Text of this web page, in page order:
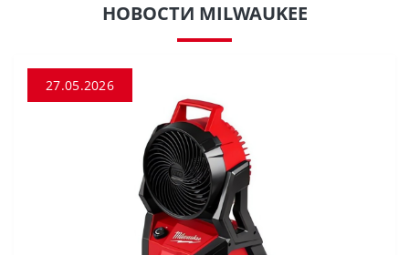
НОВОСТИ MILWAUKEE
27.05.2026